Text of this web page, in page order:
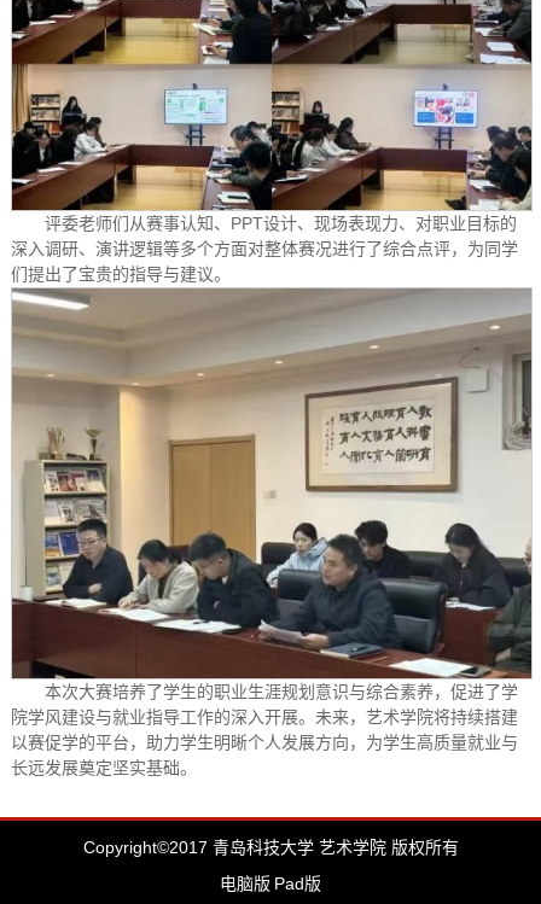
评委老师们从赛事认知、PPT设计、现场表现力、对职业目标的
深入调研、演讲逻辑等多个方面对整体赛况进行了综合点评，为同学
们提出了宝贵的指导与建议。
本次大赛培养了学生的职业生涯规划意识与综合素养，促进了学
院学风建设与就业指导工作的深入开展。未来，艺术学院将持续搭建
以赛促学的平台，助力学生明晰个人发展方向，为学生高质量就业与
长远发展奠定坚实基础。
Copyright©2017 青岛科技大学 艺术学院 版权所有
电脑版 Pad版